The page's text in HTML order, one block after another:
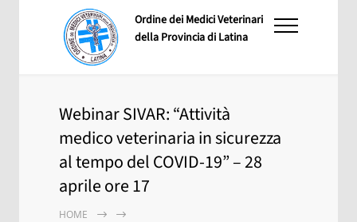
Ordine dei Medici Veterinari
della Provincia di Latina
Webinar SIVAR: “Attività
medico veterinaria in sicurezza
al tempo del COVID-19” – 28
aprile ore 17
HOME